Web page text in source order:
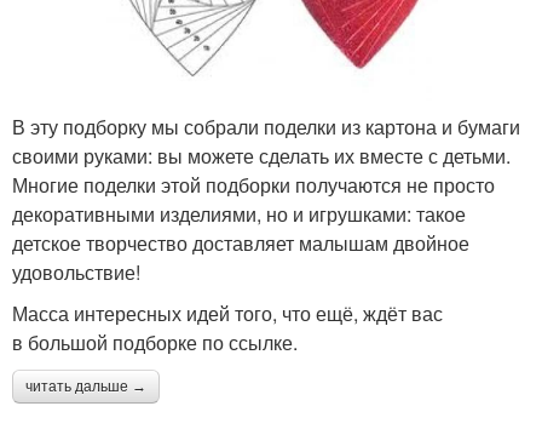
В эту подборку мы собрали поделки из картона и бумаги
своими руками: вы можете сделать их вместе с детьми.
Многие поделки этой подборки получаются не просто
декоративными изделиями, но и игрушками: такое
детское творчество доставляет малышам двойное
удовольствие!
Масса интересных идей того, что ещё, ждёт вас
в большой подборке по ссылке.
читать дальше →